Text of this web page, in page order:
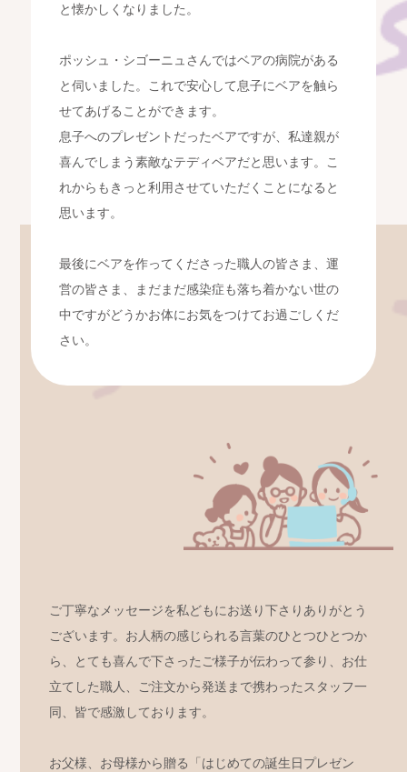
と懐かしくなりました。
ポッシュ・シゴーニュさんではベアの病院がある
と伺いました。これで安心して息子にベアを触ら
せてあげることができます。
息子へのプレゼントだったベアですが、私達親が
喜んでしまう素敵なテディベアだと思います。こ
れからもきっと利用させていただくことになると
思います。
最後にベアを作ってくださった職人の皆さま、運
営の皆さま、まだまだ感染症も落ち着かない世の
中ですがどうかお体にお気をつけてお過ごしくだ
さい。
ご丁寧なメッセージを私どもにお送り下さりありがとう
ございます。お人柄の感じられる言葉のひとつひとつか
ら、とても喜んで下さったご様子が伝わって参り、お仕
立てした職人、ご注文から発送まで携わったスタッフ一
同、皆で感激しております。
お父様、お母様から贈る「はじめての誕生日プレゼン